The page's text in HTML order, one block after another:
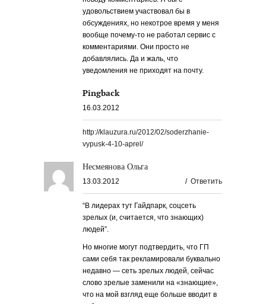
удовольствием участвовал бы в
обсуждениях, но некотрое время у меня
вообще почему-то не работал сервис с
комментариями. Они просто не
добавлялись. Да и жаль, что
уведомления не приходят на почту.
Pingback
16.03.2012
http://klauzura.ru/2012/02/soderzhanie-
vypusk-4-10-aprel/
Несмеянова Ольга
13.03.2012 / Ответить
“В лидерах тут Гайдпарк, соцсеть
зрелых (и, считается, что знающих)
людей”.
Но многие могут подтвердить, что ГП
сами себя так рекламировали буквально
недавно — сеть зрелых людей, сейчас
слово зрелые заменили на «знающие»,
что на мой взгляд еще больше вводит в